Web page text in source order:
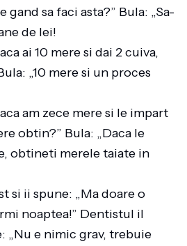
gand sa faci asta?” Bula: „Sa-
de lei!
ai 10 mere si dai 2 cuiva,
„10 mere si un proces
am zece mere si le impart
obtin?” Bula: „Daca le
obtineti merele taiate in
si ii spune: „Ma doare o
noaptea!” Dentistul il
„Nu e nimic grav, trebuie